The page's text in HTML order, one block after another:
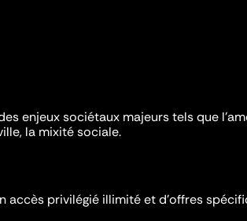
enjeux sociétaux majeurs tels que
la mixité sociale.
accès privilégié illimité et d’offres